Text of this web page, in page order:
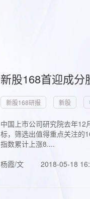
新股168首迎成
新股168研报 新股
中国上市公司研究院去年
标，筛选出值得重点关注的
指数累计上涨8....
杨霞/文
2018-05-18